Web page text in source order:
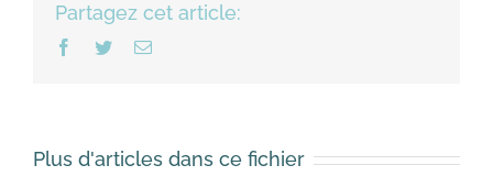
Partagez cet article:
Facebook
TwitterEmail
Plus d'articles dans ce fichier